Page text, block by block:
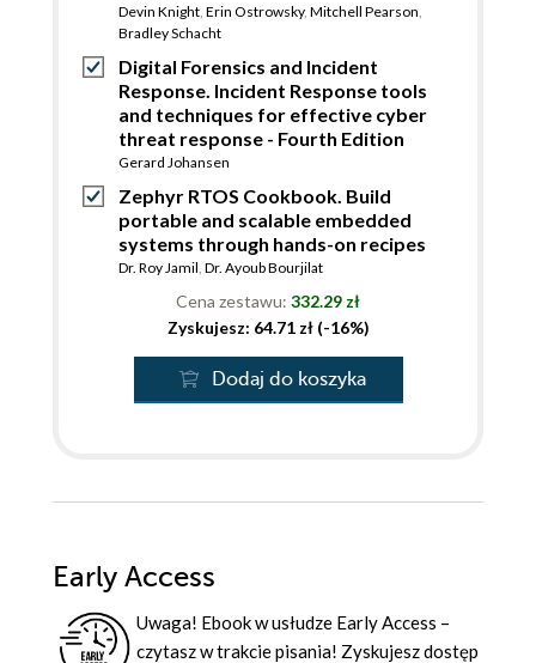
Devin Knight Erin Ostrowsky, Mitchell Pearson
Bradley Schacht
Digital Forensics and Incident
Response. Incident Response tools
and techniques for effective cyber
threat response - Fourth Edition
Gerard Johansen
Zephyr RTOS Cookbook. Build
portable and scalable embedded
systems through hands-on recipes
Dr. Roy Jamil Dr. Ayoub Bourjilat
Cena zestawu: 332.29 zł
Zyskujesz: 64.71 zł (-16%)
Dodaj do koszyka
Early Access
Uwaga! Ebook w usłudze Early Access –
czytasz w trakcie pisania! Zyskujesz dostęp